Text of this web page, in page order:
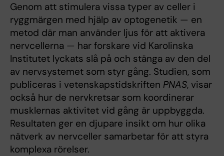
Genom att stimulera vissa typer av celler i
ryggmärgen med hjälp av optogenetik — en
metod där man använder ljus för att aktivera
nervcellerna — har forskare vid Karolinska
Institutet lyckats slå på och stänga av den del
av nervsystemet som styr gång. Studien, som
publiceras i vetenskapstidskriften PNAS, visar
också hur de nervkretsar som koordinerar
musklernas aktivitet vid gång är uppbyggda.
Resultaten ger en djupare insikt om hur olika
nätverk av nervceller samarbetar för att styra
komplexa rörelser.